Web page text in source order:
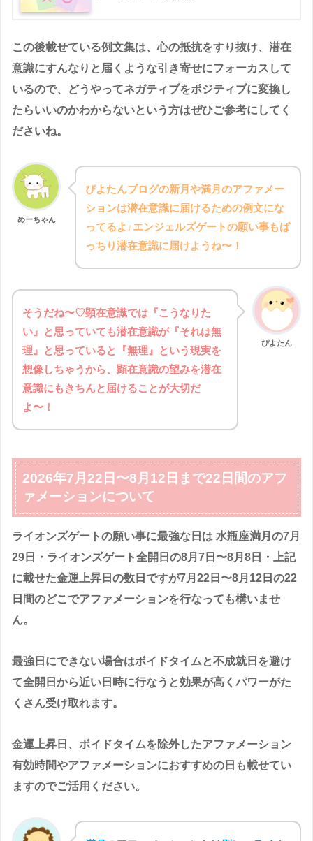
この後載せている例文集は、心の抵抗をすり抜け、潜在
意識にすんなりと届くような引き寄せにフォーカスして
いるので、どうやってネガティブをポジティブに変換し
たらいいのかわからないという方はぜひご参考にしてく
ださいね。
めーちゃん
ぴよたんブログの新月や満月のアファメー
ションは潜在意識に届けるための例文にな
ってるよ♪エンジェルズゲートの願い事もば
っちり潜在意識に届けようね〜！
ぴよたん
そうだね〜♡顕在意識では『こうなりた
い』と思っていても潜在意識が『それは無
理』と思っていると『無理』という現実を
想像しちゃうから、顕在意識の望みを潜在
意識にもきちんと届けることが大切だ
よ〜！
2026年7月22日〜8月12日まで22日間のアフ
ァメーションについて
ライオンズゲートの願い事に最強な日は 水瓶座満月の7月
29日・ライオンズゲート全開日の8月7日〜8月8日・上記
に載せた金運上昇日の数日ですが7月22日〜8月12日の22
日間のどこでアファメーションを行なっても構いませ
ん。
最強日にできない場合はボイドタイムと不成就日を避け
て全開日から近い日時に行なうと効果が高くパワーがた
くさん受け取れます。
金運上昇日、ボイドタイムを除外したアファメーション
有効時間やアファメーションにおすすめの日も載せてい
ますのでご活用ください。